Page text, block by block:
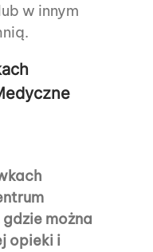
w innym
gdzie można
opieki i